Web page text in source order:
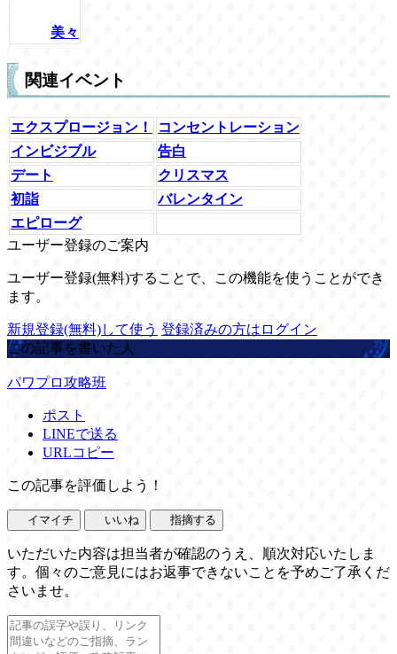
美々
関連イベント
エクスプロージョン！
コンセントレーション
インビジブル
告白
デート
クリスマス
初詣
バレンタイン
エピローグ
ユーザー登録のご案内
ユーザー登録(無料)することで、この機能を使うことができ
ます。
新規登録(無料)して使う 登録済みの方はログイン
この記事を書いた人
パワプロ攻略班
ポスト
LINEで送る
URLコピー
この記事を評価しよう！
イマイチ いいね 指摘する
いただいた内容は担当者が確認のうえ、順次対応いたしま
す。個々のご意見にはお返事できないことを予めご了承くだ
さいませ。